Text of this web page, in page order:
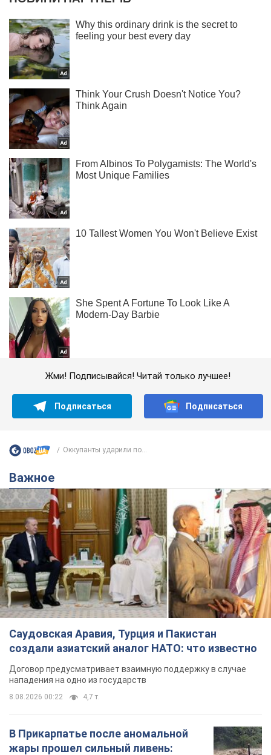
Жми! Подписывайся! Читай только лучшее!
Подписаться Подписаться
Оккупанты ударили по...
Важное
Саудовская Аравия, Турция и Пакистан
создали азиатский аналог НАТО: что известно
Договор предусматривает взаимную поддержку в случае
нападения на одно из государств
8.08.2026 00:22 4,7 т.
В Прикарпатье после аномальной
жары прошел сильный ливень: